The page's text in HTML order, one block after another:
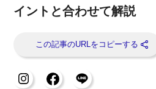
イントと合わせて解説